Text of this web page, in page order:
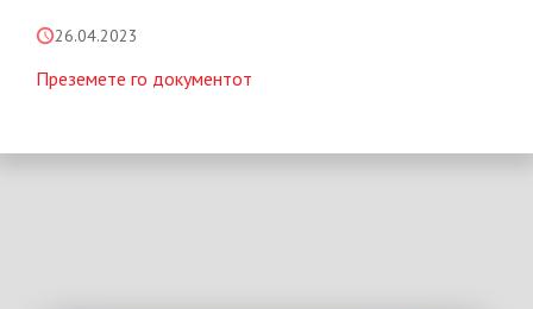
26.04.2023
Преземете го документот